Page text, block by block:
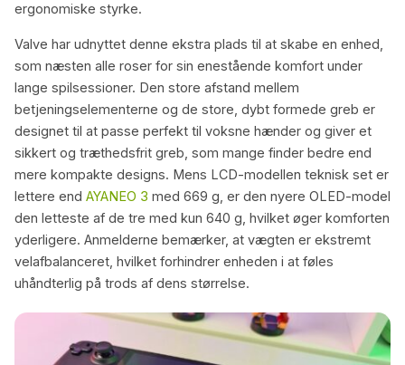
ergonomiske styrke.
Valve har udnyttet denne ekstra plads til at skabe en enhed,
som næsten alle roser for sin enestående komfort under
lange spilsessioner. Den store afstand mellem
betjeningselementerne og de store, dybt formede greb er
designet til at passe perfekt til voksne hænder og giver et
sikkert og træthedsfrit greb, som mange finder bedre end
mere kompakte designs. Mens LCD-modellen teknisk set er
lettere end AYANEO 3 med 669 g, er den nyere OLED-model
den letteste af de tre med kun 640 g, hvilket øger komforten
yderligere. Anmelderne bemærker, at vægten er ekstremt
velafbalanceret, hvilket forhindrer enheden i at føles
uhåndterlig på trods af dens størrelse.